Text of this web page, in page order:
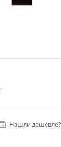
Нашли дешевле?